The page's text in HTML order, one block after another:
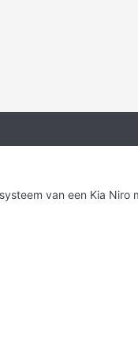
van een Kia Niro